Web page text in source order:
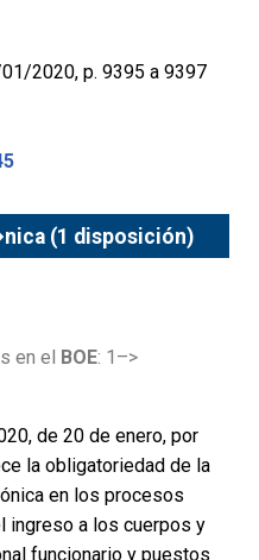
01/2020, p. 9395 a 9397
(1 disposición)
en el BOE: 1–>
de 20 de enero, por
la obligatoriedad de la
en los procesos
ingreso a los cuerpos y
funcionario y puestos